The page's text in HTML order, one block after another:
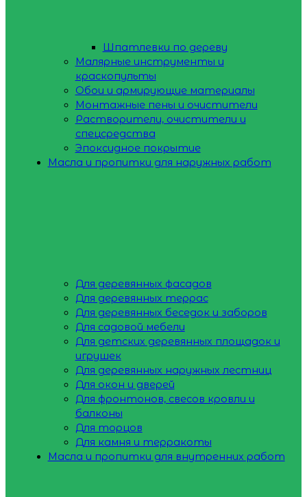
Шпатлевки по дереву
Малярные инструменты и
краскопульты
Обои и армирующие материалы
Монтажные пены и очистители
Растворители, очистители и
спецсредства
Эпоксидное покрытие
Масла и пропитки для наружных работ
Для деревянных фасадов
Для деревянных террас
Для деревянных беседок и заборов
Для садовой мебели
Для детских деревянных площадок и
игрушек
Для деревянных наружных лестниц
Для окон и дверей
Для фронтонов, свесов кровли и
балконы
Для торцов
Для камня и терракоты
Масла и пропитки для внутренних работ